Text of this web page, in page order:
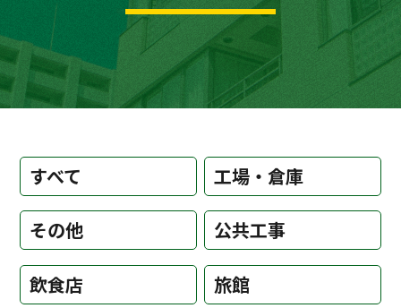
すべて 工場・倉庫
その他 公共工事
飲食店 旅館